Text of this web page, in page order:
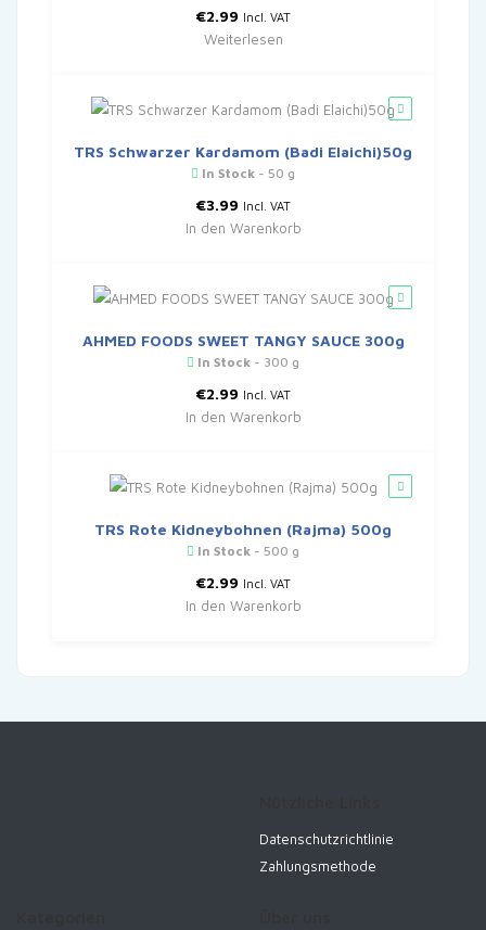
€2.99 Incl. VAT
Weiterlesen
TRS Schwarzer Kardamom (Badi Elaichi)50g
In Stock - 50 g
€3.99 Incl. VAT
In den Warenkorb
AHMED FOODS SWEET TANGY SAUCE 300g
In Stock - 300 g
€2.99 Incl. VAT
In den Warenkorb
TRS Rote Kidneybohnen (Rajma) 500g
In Stock - 500 g
€2.99 Incl. VAT
In den Warenkorb
Datenschutzrichtlinie
Zahlungsmethode